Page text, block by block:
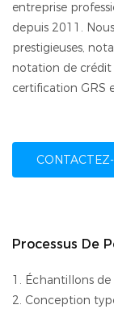
entreprise
depuis 2011.
prestigieuses,
notation de crédit
certification GRS
Processus De
1. Échantillons
2. Conception